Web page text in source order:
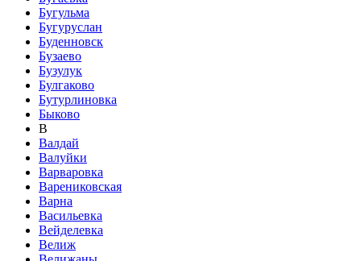
Бугульма
Бугуруслан
Буденновск
Бузаево
Бузулук
Булгаково
Бутурлиновка
Быково
В
Валдай
Валуйки
Варваровка
Варениковская
Варна
Васильевка
Вейделевка
Велиж